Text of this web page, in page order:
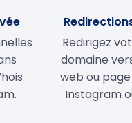
Redirigez
domaine
web ou
Instagram